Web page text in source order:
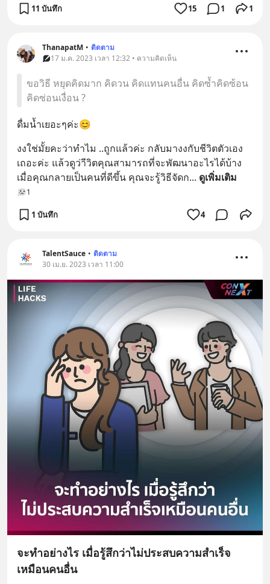
11 บันทึก 15 1 1
ThanapatM • ติดตาม
17 ม.ค. 2023 เวลา 12:32 • ความคิดเห็น
ขอวิธี หยุดคิดมาก คิดวน คิดแทนคนอื่น คิดซ้ำคิดซ้อน
คิดซ่อนเงื่อน ?
ดื่มน้ำเยอะๆค่ะ😊
งงใช่มั้ยคะว่าทำไม ..ถูกแล้วค่ะ กลับมางงกับชีวิตตัวเอง
เถอะค่ะ แล้วดูว่าีวิตคุณสามารถที่จะพัฒนาอะไรได้บ้าง
เมื่อคุณกลายเป็นคนที่ดีขึ้น คุณจะรู้วิธีจัดก... ดูเพิ่มเติม
1
1 บันทึก 4
TalentSauce • ติดตาม
30 เม.ย. 2023 เวลา 11:00
จะทำอย่างไร เมื่อรู้สึกว่าไม่ประสบความสำเร็จ
เหมือนคนอื่น